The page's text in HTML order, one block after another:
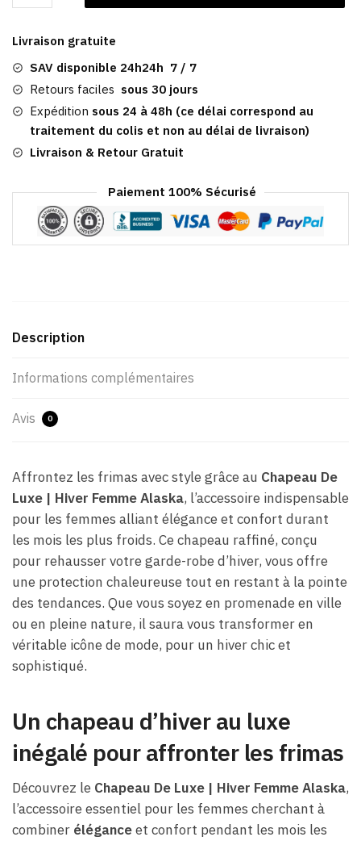
Chapeau
Luxe
|
Hiver
Femme
Alaska
Livraison gratuite
SAV disponible 24h24h 7 / 7
Retours faciles sous 30 jours
Expédition sous 24 à 48h (ce délai correspond au
traitement du colis et non au délai de livraison)
Livraison & Retour Gratuit
Paiement 100% Sécurisé
Description
Informations complémentaires
Avis 0
Affrontez les frimas avec style grâce au Chapeau De
Luxe | Hiver Femme Alaska, l’accessoire indispensable
pour les femmes alliant élégance et confort durant
les mois les plus froids. Ce chapeau raffiné, conçu
pour rehausser votre garde-robe d’hiver, vous offre
une protection chaleureuse tout en restant à la pointe
des tendances. Que vous soyez en promenade en ville
ou en pleine nature, il saura vous transformer en
véritable icône de mode, pour un hiver chic et
sophistiqué.
Un chapeau d’hiver au luxe
inégalé pour affronter les frimas
Découvrez le Chapeau De Luxe | Hiver Femme Alaska,
l’accessoire essentiel pour les femmes cherchant à
combiner éléganceet confort pendant les mois les